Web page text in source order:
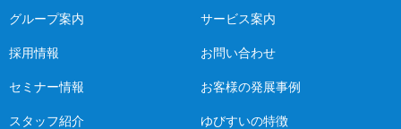
グループ案内 サービス案内
採用情報 お問い合わせ
セミナー情報 お客様の発展事例
スタッフ紹介 ゆびすいの特徴